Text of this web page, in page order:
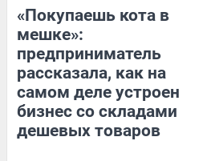
«Покупаешь кота в
мешке»:
предприниматель
рассказала, как на
самом деле устроен
бизнес со складами
дешевых товаров